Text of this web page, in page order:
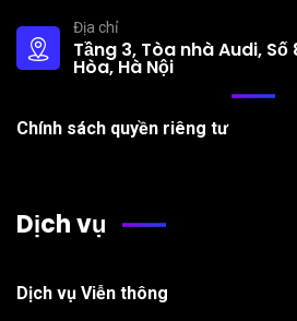
Địa chỉ
Tầng 3, Tòa nhà Audi, Số
Hòa, Hà Nội
Chính sách quyền riêng tư
Dịch vụ
Dịch vụ Viễn thông